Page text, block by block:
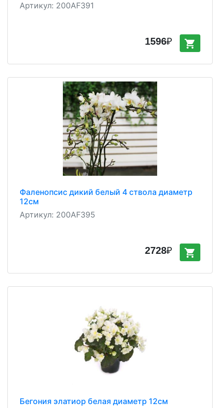
Артикул: 200AF391
1596₽ shopping_cart
Фаленопсис дикий белый 4 ствола диаметр
12см
Артикул: 200AF395
2728₽ shopping_cart
Бегония элатиор белая диаметр 12см